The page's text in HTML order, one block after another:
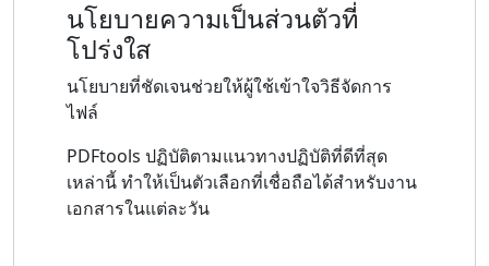
นโยบายความเป็นส่วนตัวที่
โปร่งใส
นโยบายที่ชัดเจนช่วยให้ผู้ใช้เข้าใจวิธีจัดการ
ไฟล์
PDFtools ปฏิบัติตามแนวทางปฏิบัติที่ดีที่สุด
เหล่านี้ ทำให้เป็นตัวเลือกที่เชื่อถือได้สำหรับงาน
เอกสารในแต่ละวัน